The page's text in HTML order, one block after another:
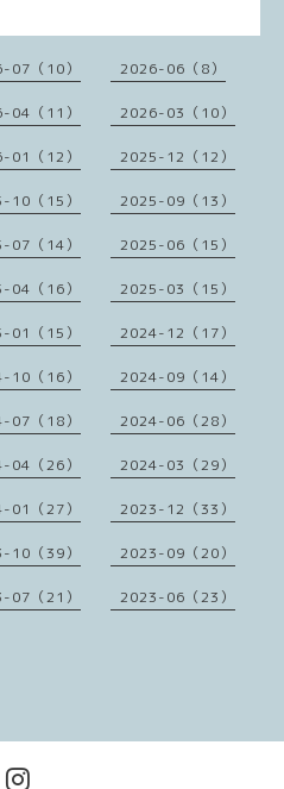
07（10） 2026-06（8）
04（11） 2026-03（10）
01（12） 2025-12（12）
10（15） 2025-09（13）
07（14） 2025-06（15）
04（16） 2025-03（15）
01（15） 2024-12（17）
10（16） 2024-09（14）
07（18） 2024-06（28）
04（26） 2024-03（29）
01（27） 2023-12（33）
10（39） 2023-09（20）
07（21） 2023-06（23）